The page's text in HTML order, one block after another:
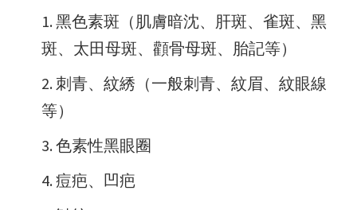
黑色素斑（肌膚暗沈、肝斑、雀斑、黑
斑、太田母斑、顴骨母斑、胎記等）
刺青、紋綉（一般刺青、紋眉、紋眼線
等）
色素性黑眼圈
痘疤、凹疤